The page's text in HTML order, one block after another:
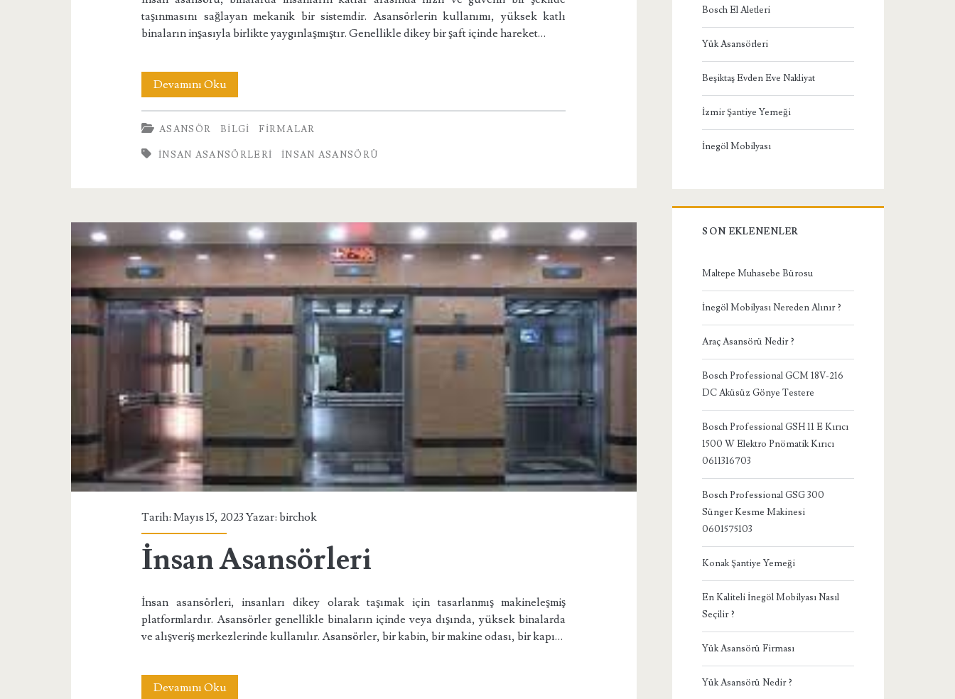
taşınmasını sağlayan mekanik bir sistemdir. Asansörlerin kullanımı, yüksek katlı
binaların inşasıyla birlikte yaygınlaşmıştır. Genellikle dikey bir şaft içinde hareket…
Devamını Okuİnsan
Asansörü
ASANSÖR BILGI FIRMALAR
INSAN ASANSÖRLERI INSAN ASANSÖRÜ
Tarih: Mayıs 15, 2023 Yazar:birchok
İnsan Asansörleri
İnsan asansörleri, insanları dikey olarak taşımak için tasarlanmış makineleşmiş
platformlardır. Asansörler genellikle binaların içinde veya dışında, yüksek binalarda
ve alışveriş merkezlerinde kullanılır. Asansörler, bir kabin, bir makine odası, bir kapı…
Devamını Okuİnsan
Bosch El Aletleri
Yük Asansörleri
Beşiktaş Evden Eve Nakliyat
İzmir Şantiye Yemeği
İnegöl Mobilyası
SON EKLENENLER
Maltepe Muhasebe Bürosu
İnegöl Mobilyası Nereden Alınır ?
Araç Asansörü Nedir ?
Bosch Professional GCM 18V-216
DC Aküsüz Gönye Testere
Bosch Professional GSH 11 E Kırıcı
1500 W Elektro Pnömatik Kırıcı
0611316703
Bosch Professional GSG 300
Sünger Kesme Makinesi
0601575103
Konak Şantiye Yemeği
En Kaliteli İnegöl Mobilyası Nasıl
Seçilir ?
Yük Asansörü Firması
Yük Asansörü Nedir ?